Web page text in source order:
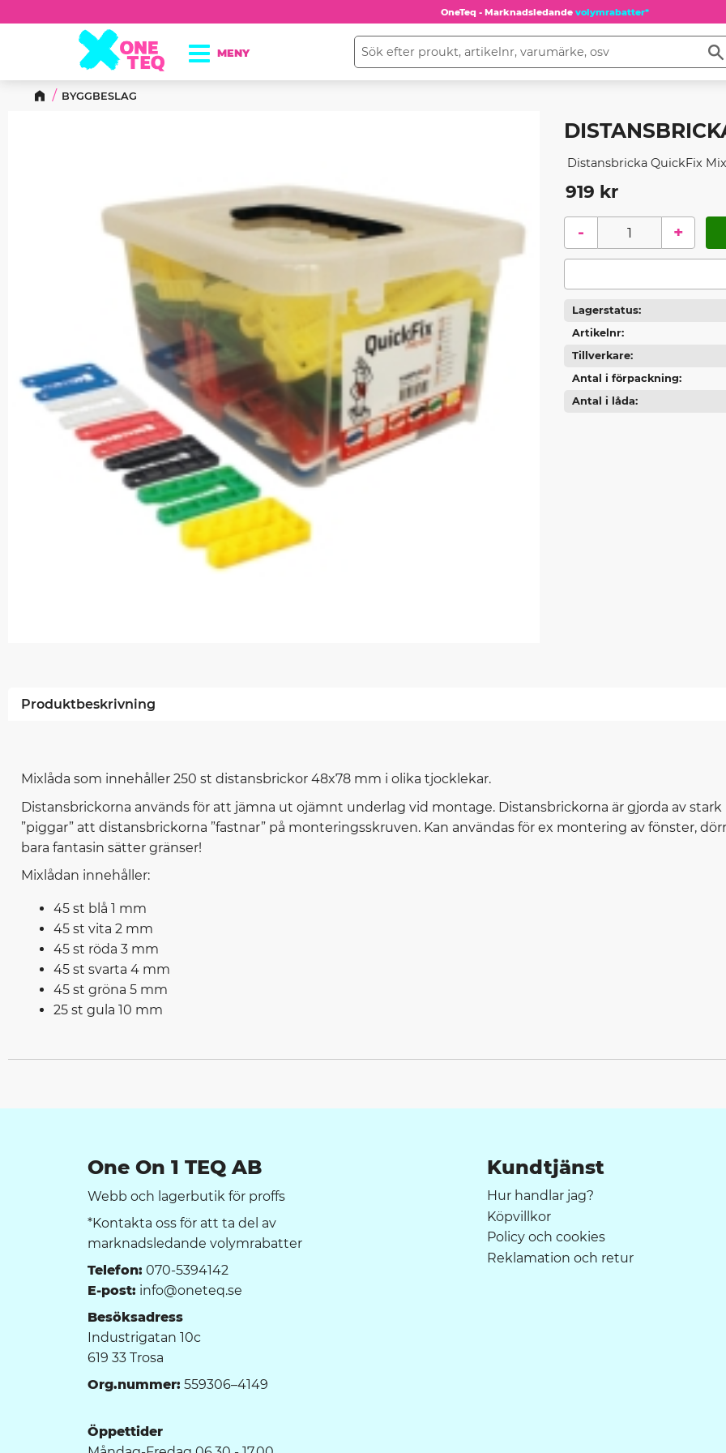
OneTeq - Marknadsledande volymrabatter*
BYGGBESLAG
Distansbricka QuickFix
919 kr
+
-
Lagerstatus
Artikelnr
Tillverkare
Antal i förpackning
Antal i låda
Produktbeskrivning
Mixlåda som innehåller 250 st distansbrickor 48x78 mm i olika tjocklekar.
Distansbrickorna används för att jämna ut ojämnt underlag vid montage. Distansbrickorna är gjorda av
”piggar” att distansbrickorna ”fastnar” på monteringsskruven. Kan användas för ex montering av fönster,
bara fantasin sätter gränser!
Mixlådan innehåller:
45 st blå 1 mm
45 st vita 2 mm
45 st röda 3 mm
45 st svarta 4 mm
45 st gröna 5 mm
25 st gula 10 mm
One On 1 TEQ AB
Webb och lagerbutik för proffs
*Kontakta oss för att ta del av
marknadsledande volymrabatter
Telefon: 070-5394142
E-post: info@oneteq.se
Besöksadress
Industrigatan 10c
619 33 Trosa
Org.nummer: 559306–4149
Öppettider
Kundtjänst
Hur handlar jag?
Köpvillkor
Policy och cookies
Reklamation och retur